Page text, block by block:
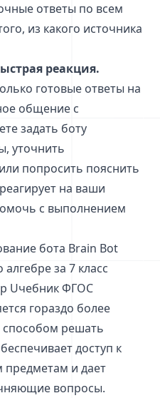
ответы по всем
из какого источника
реакция.
готовые ответы на
общение с
задать боту
уточнить
попросить пояснить
на ваши
с выполнением
бота Brain Bot
за 7 класс
Uчебник ФГОС
гораздо более
решать
доступ к
предметам и дает
вопросы.